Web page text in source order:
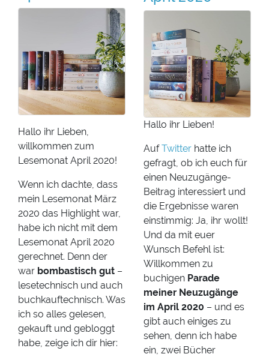
Hallo ihr Lieben,
willkommen zum
Lesemonat April 2020!
Wenn ich dachte, dass
mein Lesemonat März
2020 das Highlight war,
habe ich nicht mit dem
Lesemonat April 2020
gerechnet. Denn der
war bombastisch gut –
lesetechnisch und auch
buchkauftechnisch. Was
ich so alles gelesen,
gekauft und gebloggt
habe, zeige ich dir hier:
Hallo ihr Lieben!
AufTwitter hatte ich
gefragt, ob ich euch für
einen Neuzugänge-
Beitrag interessiert und
die Ergebnisse waren
einstimmig: Ja, ihr wollt!
Und da mit euer
Wunsch Befehl ist:
Willkommen zu
buchigen Parade
meiner Neuzugänge
im April 2020 – und es
gibt auch einiges zu
sehen, denn ich habe
ein, zwei Bücher